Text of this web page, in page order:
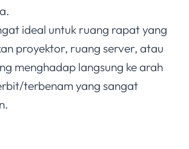
ideal untuk ruang rapat yang
proyektor, ruang server, atau
menghadap langsung ke arah
terbenam yang sangat